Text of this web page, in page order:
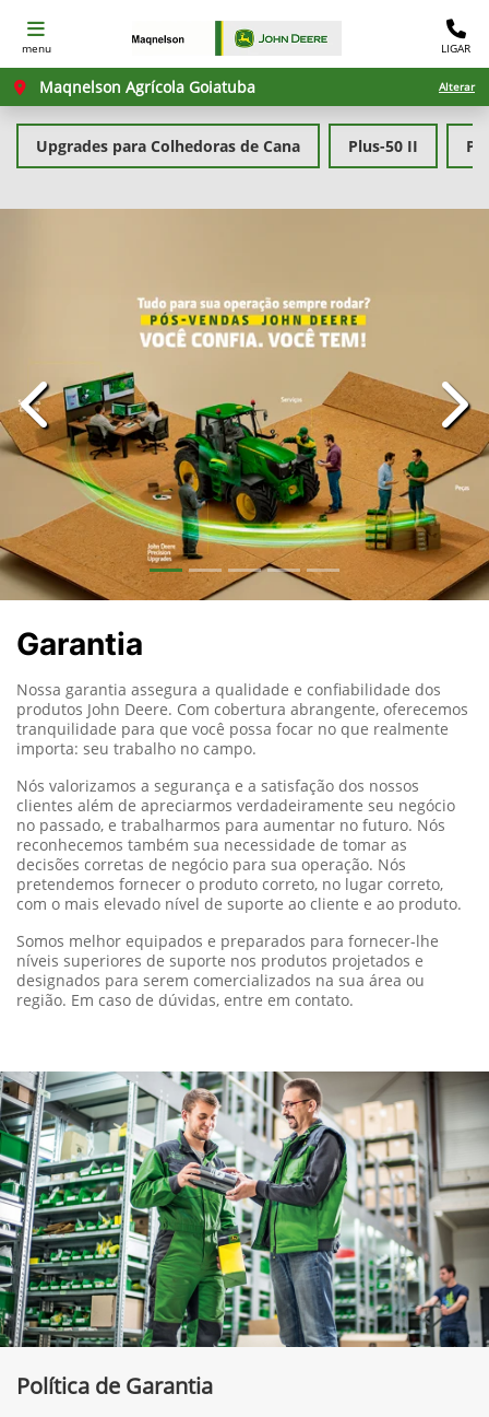
menu LIGAR
Maqnelson Agrícola Goiatuba Alterar
Upgrades para Colhedoras de Cana Plus-50 II
templates.template-
Garantia
Nossa garantia assegura a qualidade e confiabilidade dos
produtos John Deere. Com cobertura abrangente, oferecemos
tranquilidade para que você possa focar no que realmente
importa: seu trabalho no campo.
Nós valorizamos a segurança e a satisfação dos nossos
clientes além de apreciarmos verdadeiramente seu negócio
no passado, e trabalharmos para aumentar no futuro. Nós
reconhecemos também sua necessidade de tomar as
decisões corretas de negócio para sua operação. Nós
pretendemos fornecer o produto correto, no lugar correto,
com o mais elevado nível de suporte ao cliente e ao produto.
Somos melhor equipados e preparados para fornecer-lhe
níveis superiores de suporte nos produtos projetados e
designados para serem comercializados na sua área ou
região. Em caso de dúvidas, entre em contato.
Política de Garantia